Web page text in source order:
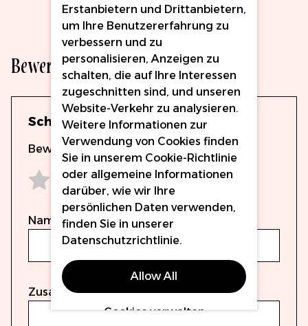
Bewertungen
Schreiben Sie eine Bewertung
Bewertung
2 stars
3 stars
4 stars
5 stars
Name
Zusammenfassung
Erstanbietern und Drittanbietern,
um Ihre Benutzererfahrung zu
verbessern und zu
personalisieren, Anzeigen zu
schalten, die auf Ihre Interessen
zugeschnitten sind, und unseren
Website-Verkehr zu analysieren.
Weitere Informationen zur
Verwendung von Cookies finden
Sie in unserem Cookie-Richtlinie
oder allgemeine Informationen
darüber, wie wir Ihre
persönlichen Daten verwenden,
finden Sie in unserer
Datenschutzrichtlinie.
Allow All
Cookies verwalten